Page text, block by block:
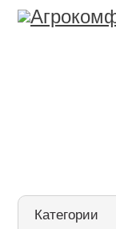
Категории